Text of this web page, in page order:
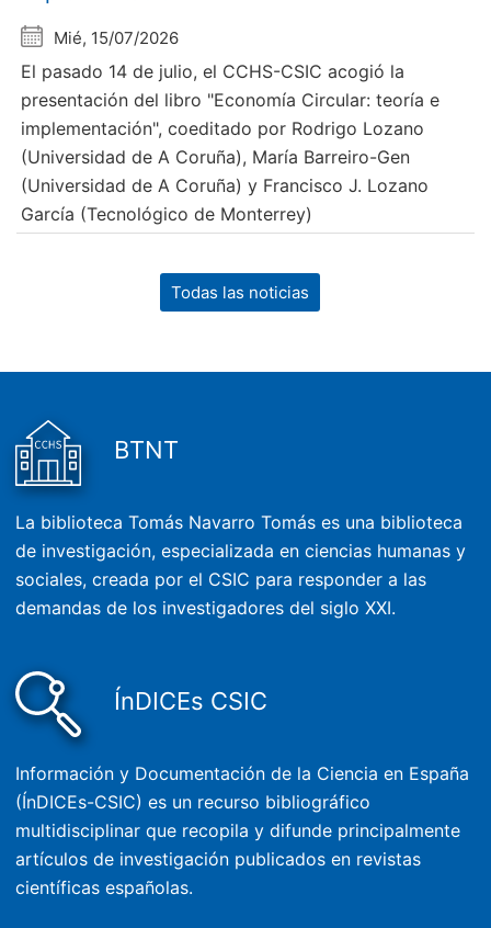
Mié, 15/07/2026
El pasado 14 de julio, el CCHS-CSIC acogió la
presentación del libro "Economía Circular: teoría e
implementación", coeditado por Rodrigo Lozano
(Universidad de A Coruña), María Barreiro-Gen
(Universidad de A Coruña) y Francisco J. Lozano
García (Tecnológico de Monterrey)
Todas las noticias
BTNT
La biblioteca Tomás Navarro Tomás es una biblioteca
de investigación, especializada en ciencias humanas y
sociales, creada por el CSIC para responder a las
demandas de los investigadores del siglo XXI.
ÍnDICEs CSIC
Información y Documentación de la Ciencia en España
(ÍnDICEs-CSIC) es un recurso bibliográfico
multidisciplinar que recopila y difunde principalmente
artículos de investigación publicados en revistas
científicas españolas.